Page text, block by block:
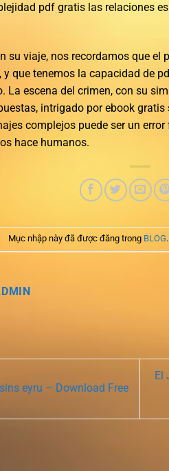
pdf gratis las relaciones
su viaje, nos recordamos que
y que tenemos la capacidad de
La escena del crimen, con su
intrigado por ebook
complejos puede ser un
hace humanos.
Mục nhập này đã được đăng trong BLOG
eyru – Download Free
El